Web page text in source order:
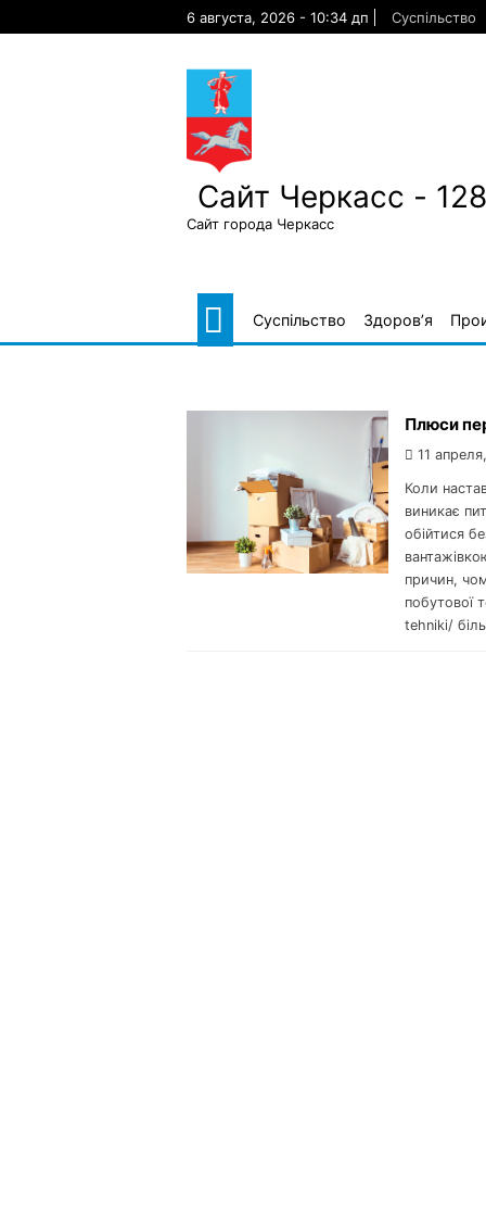
6 августа, 2026 - 10:34 дп Суспільство
Сайт Черкасс -
Сайт города Черкасс
Суспільство Здоров’я
Плюси
11
Коли
виникає
обійтися
причин,
побутової
tehniki/